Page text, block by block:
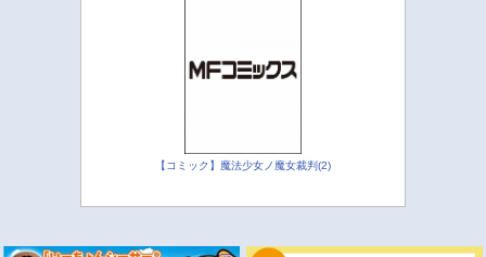
【コミック】魔法少女ノ魔女裁判(2)